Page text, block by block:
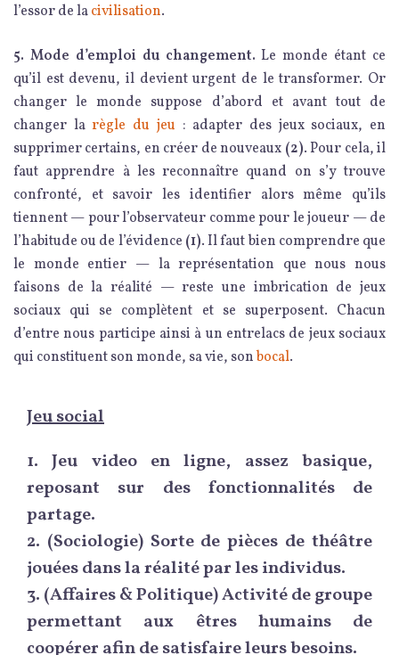
l’essor de lacivilisation.
5. Mode d’emploi du changement. Le monde étant ce
qu’il est devenu, il devient urgent de le transformer. Or
changer le monde suppose d’abord et avant tout de
changer larègle du jeu : adapter des jeux sociaux, en
supprimer certains, en créer de nouveaux (2). Pour cela, il
faut apprendre à les reconnaître quand on s’y trouve
confronté, et savoir les identifier alors même qu’ils
tiennent — pour l’observateur comme pour le joueur — de
l’habitude ou de l’évidence (1). Il faut bien comprendre que
le monde entier — la représentation que nous nous
faisons de la réalité — reste une imbrication de jeux
sociaux qui se complètent et se superposent. Chacun
d’entre nous participe ainsi à un entrelacs de jeux sociaux
qui constituent son monde, sa vie, sonbocal.
Jeu social
1. Jeu video en ligne, assez basique,
reposant sur des fonctionnalités de
partage.
2. (Sociologie) Sorte de pièces de théâtre
jouées dans la réalité par les individus.
3. (Affaires & Politique) Activité de groupe
permettant aux êtres humains de
coopérer afin de satisfaire leurs besoins.